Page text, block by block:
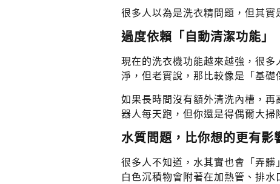
很多人以為是洗衣精問題，但其實
過度依賴「自動清潔功能」
現在的洗衣機功能越來越強，很
淨，但老實說，那比較像是「基礎
如果長時間沒有額外清洗內槽，
器人每天跑，但你還是得偶爾大掃
水質問題，比你想的更有影
很多人不知道，水其實也會「弄
白色沉積物會附著在加熱管、排水